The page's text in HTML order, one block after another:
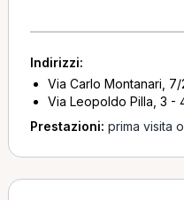
Indirizzi:
Via Carlo Montanari,
Via Leopoldo Pilla, 3 -
Prestazioni: prima visita